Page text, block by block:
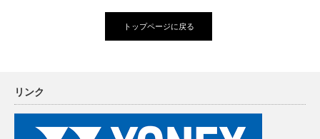
トップページに戻る
リンク